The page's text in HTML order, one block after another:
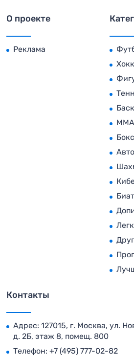
О проекте
Реклама
MMA
Бокс
Контакты
Адрес: 127015, г. Москва, ул.
д. 2Б, этаж 8, помещ. 800
Телефон: +7 (495) 777-02-82